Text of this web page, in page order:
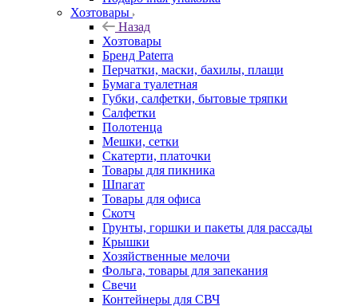
Хозтовары
Назад
Хозтовары
Бренд Paterra
Перчатки, маски, бахилы, плащи
Бумага туалетная
Губки, салфетки, бытовые тряпки
Салфетки
Полотенца
Мешки, сетки
Скатерти, платочки
Товары для пикника
Шпагат
Товары для офиса
Скотч
Грунты, горшки и пакеты для рассады
Крышки
Хозяйственные мелочи
Фольга, товары для запекания
Свечи
Контейнеры для СВЧ